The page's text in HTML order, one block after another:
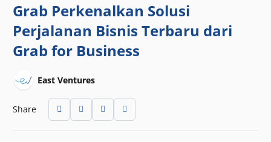
Grab Perkenalkan Solusi
Perjalanan Bisnis Terbaru dari
Grab for Business
East Ventures
Share